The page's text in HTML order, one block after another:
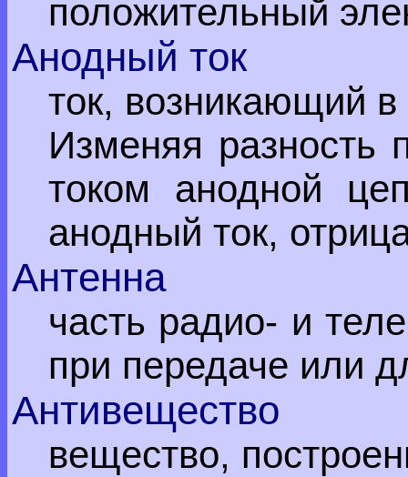
положительный
Анодный ток
ток, возникающий
Изменяя разность
током анодной
анодный ток,
Антенна
часть радио- и
при передаче или
Антивещество
вещество,